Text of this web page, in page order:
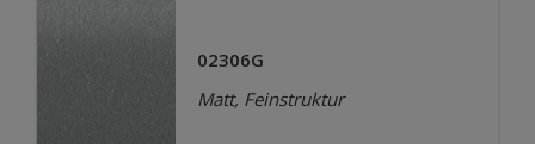
02306G
Matt, Feinstruktur